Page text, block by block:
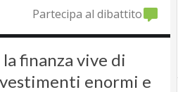
Partecipa al dibattito
finanza vive di
enormi e